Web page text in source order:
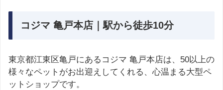
コジマ 亀戸本店｜駅から徒歩10分
東京都江東区亀戸にあるコジマ 亀戸本店は、50以上の
様々なペットがお出迎えしてくれる、心温まる大型ペ
ットショップです。